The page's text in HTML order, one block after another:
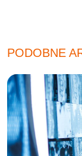
PODOBNE